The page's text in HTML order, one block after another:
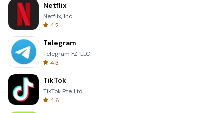
Netflix
Netflix, Inc.
4.2
Telegram
Telegram FZ-LLC
4.3
TikTok
TikTok Pte. Ltd.
4.6